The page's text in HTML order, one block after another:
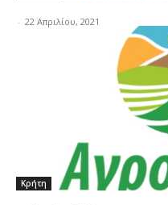
- 22 Απριλίου, 2021
Κρήτη